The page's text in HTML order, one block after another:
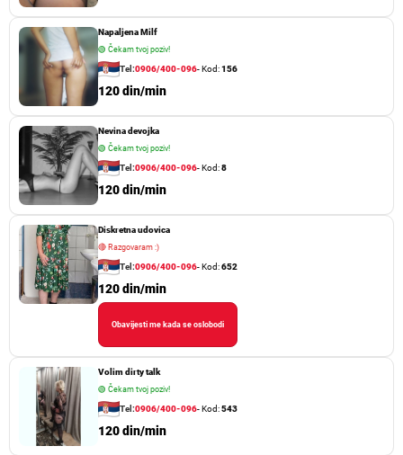
Napaljena Milf
🟢 Čekam tvoj poziv!
Tel:0906/400-096- Kod:156
120 din/min
Nevina devojka
🟢 Čekam tvoj poziv!
Tel:0906/400-096- Kod:8
120 din/min
Diskretna udovica
🔴Razgovaram :)
Tel:0906/400-096- Kod:652
120 din/min
Obavijesti me kada se oslobodi
Volim dirty talk
🟢 Čekam tvoj poziv!
Tel:0906/400-096- Kod:543
120 din/min